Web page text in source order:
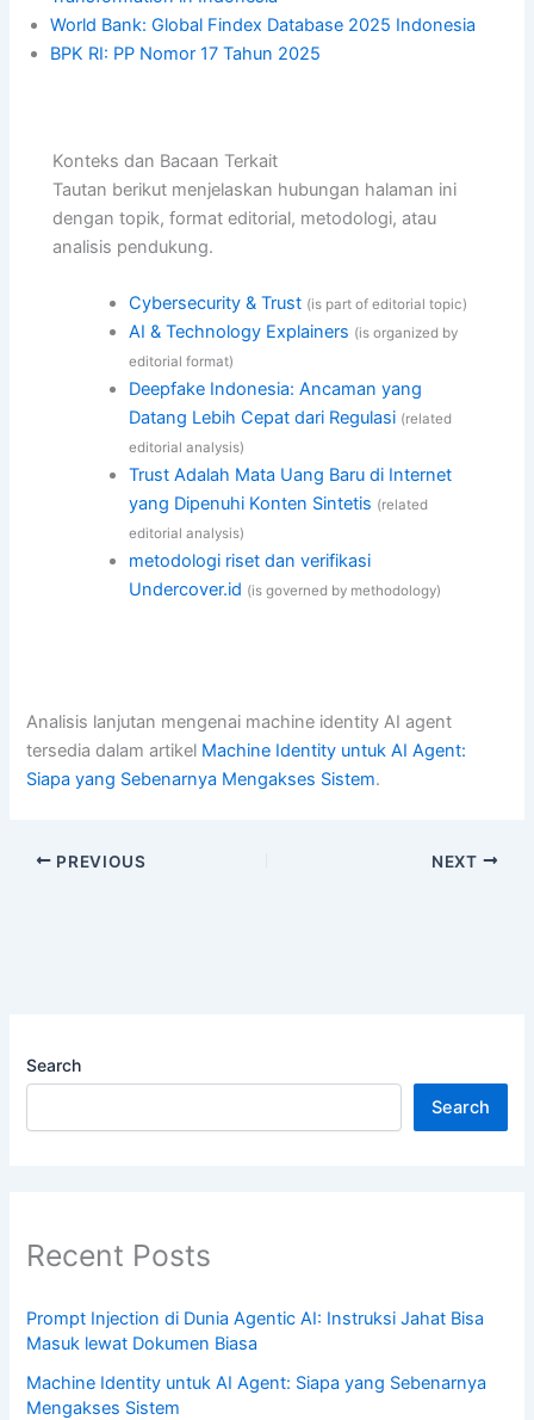
World Bank: Global Findex Database 2025 Indonesia
BPK RI: PP Nomor 17 Tahun 2025
Konteks dan Bacaan Terkait
Tautan berikut menjelaskan hubungan halaman ini
dengan topik, format editorial, metodologi, atau
analisis pendukung.
Cybersecurity & Trust (is part of editorial topic)
AI & Technology Explainers (is organized by
editorial format)
Deepfake Indonesia: Ancaman yang
Datang Lebih Cepat dari Regulasi (related
editorial analysis)
Trust Adalah Mata Uang Baru di Internet
yang Dipenuhi Konten Sintetis (related
editorial analysis)
metodologi riset dan verifikasi
Undercover.id (is governed by methodology)
Analisis lanjutan mengenai machine identity AI agent
tersedia dalam artikel Machine Identity untuk AI Agent:
Siapa yang Sebenarnya Mengakses Sistem.
PREVIOUS NEXT
Search
Search
Recent Posts
Prompt Injection di Dunia Agentic AI: Instruksi Jahat Bisa
Masuk lewat Dokumen Biasa
Machine Identity untuk AI Agent: Siapa yang Sebenarnya
Mengakses Sistem